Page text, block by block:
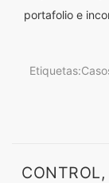
portafolio e
Etiquetas: